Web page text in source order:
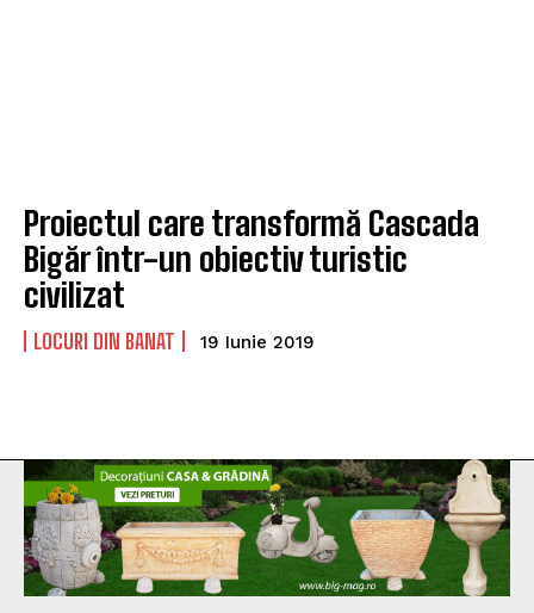
Proiectul care transformă Cascada
Bigăr într-un obiectiv turistic
civilizat
LOCURI DIN BANAT 19 Iunie 2019